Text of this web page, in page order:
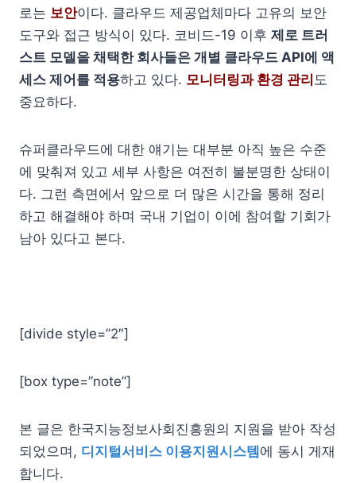
로는 보안이다. 클라우드 제공업체마다 고유의 보안
도구와 접근 방식이 있다. 코비드-19 이후 제로 트러
스트 모델을 채택한 회사들은 개별 클라우드 API에 액
세스 제어를 적용하고 있다. 모니터링과 환경 관리 도
중요하다.
슈퍼클라우드에 대한 얘기는 대부분 아직 높은 수준
에 맞춰져 있고 세부 사항은 여전히 불분명한 상태이
다. 그런 측면에서 앞으로 더 많은 시간을 통해 정리
하고 해결해야 하며 국내 기업이 이에 참여할 기회가
남아 있다고 본다.
[divide style=”2″]
[box type=”note”]
본 글은 한국지능정보사회진흥원의 지원을 받아 작성
되었으며, 디지털서비스 이용지원시스템 에 동시 게재
합니다.